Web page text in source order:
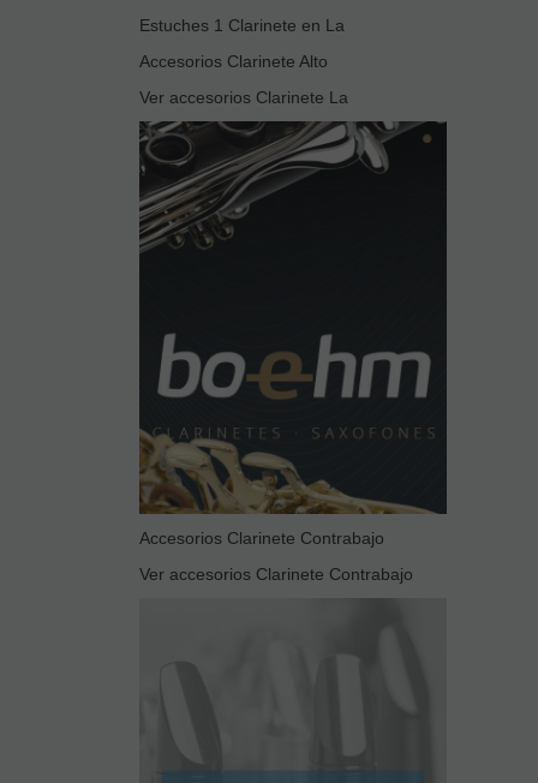
Estuches 1 Clarinete en La
Accesorios Clarinete Alto
Ver accesorios Clarinete La
Accesorios Clarinete Contrabajo
Ver accesorios Clarinete Contrabajo